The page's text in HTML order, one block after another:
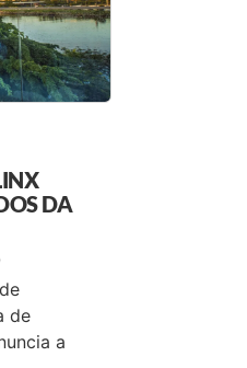
DA
de
a